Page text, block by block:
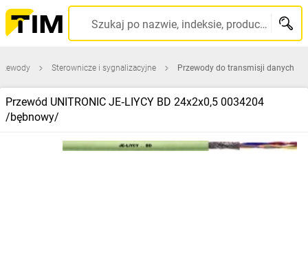
Szukaj po nazwie, indeksie, producencie, kodzie kreskowym...
Sterownicze i sygnalizacyjne Przewody do transmisji danych
Przewód UNITRONIC JE‑LIYCY BD 24x2x0,5 0034204
/bębnowy/